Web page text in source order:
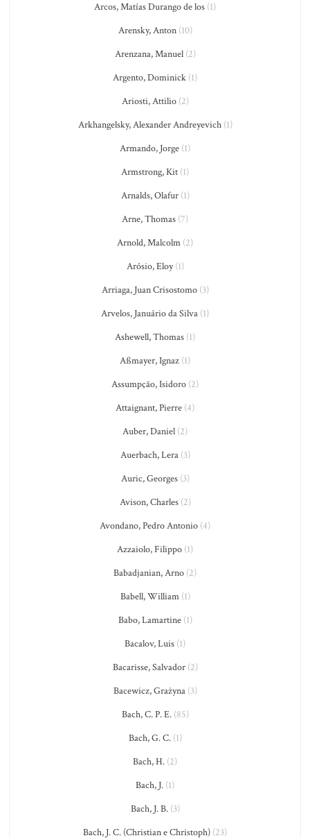
Arcos, Matías Durango de los (1)
Arensky, Anton(10)
Arenzana, Manuel(2)
Argento, Dominick (1)
Ariosti, Attilio(2)
Arkhangelsky, Alexander Andreyevich(1)
Armando, Jorge (1)
Armstrong, Kit (1)
Arnalds, Olafur(1)
Arne, Thomas (7)
Arnold, Malcolm (2)
Arósio, Eloy(1)
Arriaga, Juan Crisostomo(3)
Arvelos, Januário da Silva (1)
Ashewell, Thomas (1)
Aßmayer, Ignaz (1)
Assumpção, Isidoro (2)
Attaignant, Pierre (4)
Auber, Daniel (2)
Auerbach, Lera(3)
Auric, Georges(3)
Avison, Charles(2)
Avondano, Pedro Antonio (4)
Azzaiolo, Filippo (1)
Babadjanian, Arno (2)
Babell, William(1)
Babo, Lamartine(1)
Bacalov, Luis (1)
Bacarisse, Salvador(2)
Bacewicz, Grażyna(3)
Bach, C. P. E.(85)
Bach, G. C.(1)
Bach, H. (2)
Bach, J. (1)
Bach, J. B.(3)
Bach, J. C. (Christian e Christoph) (23)